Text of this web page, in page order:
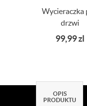
Wycieraczka
drzwi
WELCOME
60x40
99,99zl
OPIS
PRODUKTU